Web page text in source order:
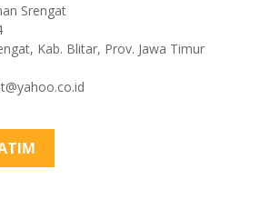
Srengat
Kab. Blitar, Prov. Jawa Timur